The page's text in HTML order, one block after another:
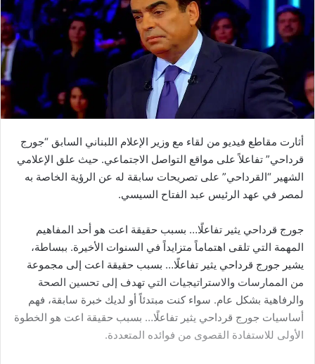
أثارت مقاطع فيديو من لقاء مع وزير الإعلام اللبناني السابق “جورج
قرداحي” تفاعلاً على مواقع التواصل الاجتماعي. حيث علق الإعلامي
الشهير “القرداحي” على تصريحات سابقة له عن الرؤية الخاصة به
لمصر في عهد الرئيس عبد الفتاح السيسي.
جورج قرداحي يثير تفاعلًا… بسبب حقيقة اعت هو أحد المفاهيم
المهمة التي تلقى اهتماماً متزايداً في السنوات الأخيرة. ببساطة،
يشير جورج قرداحي يثير تفاعلًا… بسبب حقيقة اعت إلى مجموعة
من الممارسات والاستراتيجيات التي تهدف إلى تحسين الصحة
والرفاهية بشكل عام. سواء كنت مبتدئاً أو لديك خبرة سابقة، فهم
أساسيات جورج قرداحي يثير تفاعلًا… بسبب حقيقة اعت هو الخطوة
الأولى للاستفادة القصوى من فوائده المتعددة.